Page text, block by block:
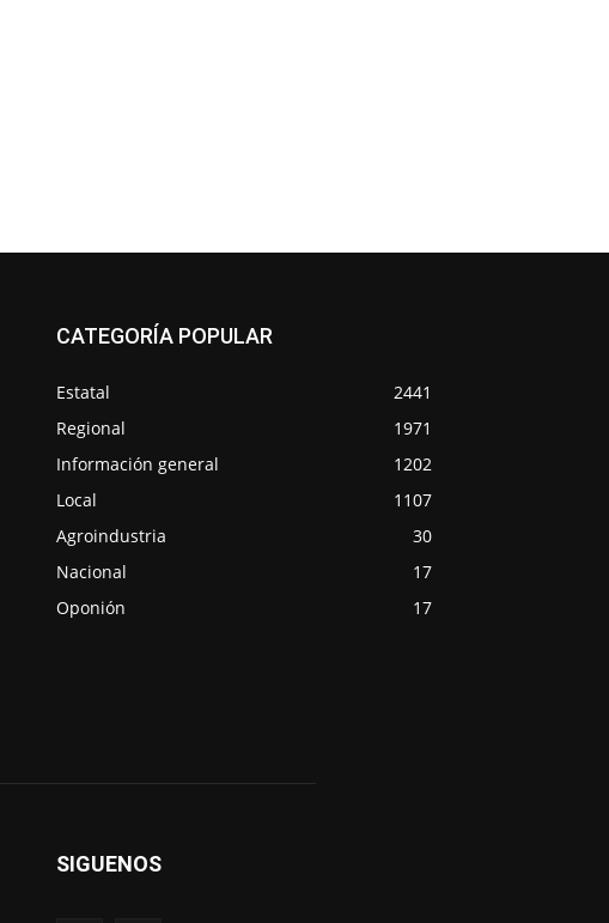
CATEGORÍA POPULAR
Estatal
2441
Regional
1971
Información general
1202
Local
1107
Agroindustria
30
Nacional
17
Oponión
17
SIGUENOS